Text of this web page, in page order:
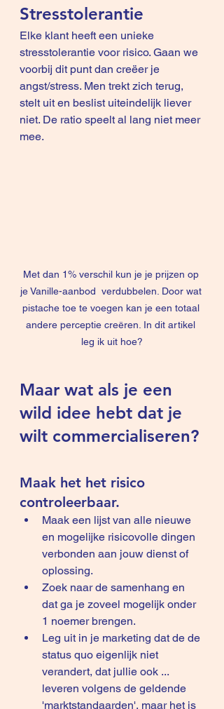
Stresstolerantie
Elke klant heeft een unieke
stresstolerantie voor risico. Gaan we
voorbij dit punt dan creëer je
angst/stress. Men trekt zich terug,
stelt uit en beslist uiteindelijk liever
niet. De ratio speelt al lang niet meer
mee.
Met dan 1% verschil kun je je prijzen op
je Vanille-aanbod  verdubbelen. Door wat
pistache toe te voegen kan je een totaal
andere perceptie creëren. In dit artikel
leg ik uit hoe?
Maar wat als je een
wild idee hebt dat je
wilt commercialiseren?
Maak het het risico
controleerbaar.
Maak een lijst van alle nieuwe
en mogelijke risicovolle dingen
verbonden aan jouw dienst of
oplossing.
Zoek naar de samenhang en
dat ga je zoveel mogelijk onder
1 noemer brengen.
Leg uit in je marketing dat de de
status quo eigenlijk niet
verandert, dat jullie ook ...
leveren volgens de geldende
'marktstandaarden', maar het is